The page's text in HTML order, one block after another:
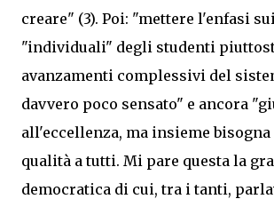
creare" (3). Poi: "mettere l'enfasi
"individuali" degli studenti
avanzamenti complessivi del
davvero poco sensato" e ancora
all'eccellenza, ma insieme
qualità a tutti. Mi pare questa la
democratica di cui, tra i tanti,